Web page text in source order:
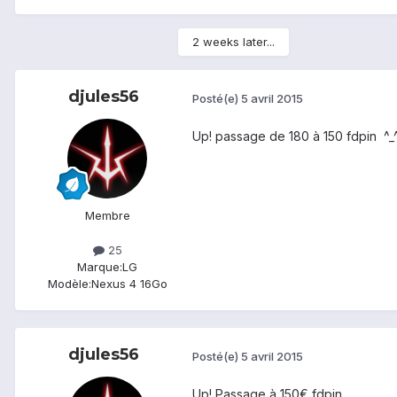
2 weeks later...
djules56
Membre
25
Marque:LG
Modèle:Nexus 4 16Go
Posté(e) 5 avril 2015
Up! passage de 180 à 150 fdpin
djules56 Posté(e) 5 avril 2015